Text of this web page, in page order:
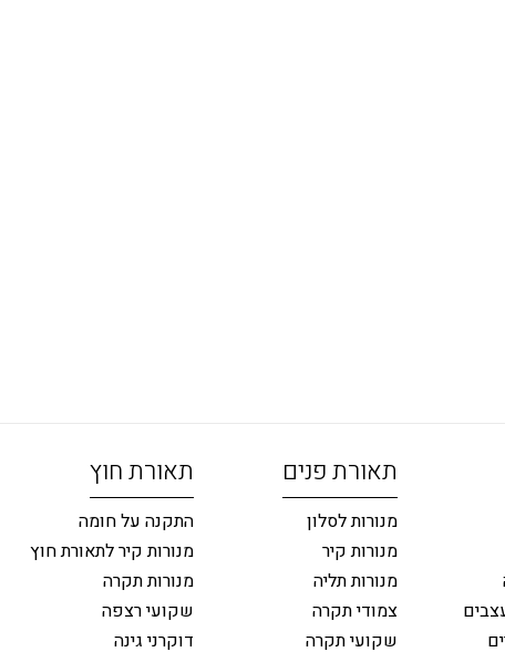
תאורת פנים
מנורות לסלון
מנורות קיר
מנורות תליה
צמודי תקרה
שקועי תקרה
תאורת חוץ
התקנה על חומה
מנורות קיר לתאורת חוץ
מנורות תקרה
שקועי רצפה
דוקרני גינה